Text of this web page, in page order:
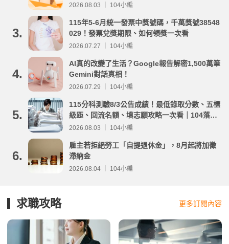
2026.08.03 ｜ 104小編
3.
115年5-6月統一發票中獎號碼，千萬獎號38548
029！發票兌獎期限、如何領獎一次看
2026.07.27 ｜ 104小編
4.
AI真的改變了生活？Google報告解密1,500萬筆
Gemini對話真相！
2026.07.29 ｜ 104小編
5.
115分科測驗8/3公告成績！最低錄取分數、五標
級距、回流名額、填志願攻略一次看｜104落點
分析
2026.08.03 ｜ 104小編
6.
雇主若拒絕勞工「自提退休金」，8月起將加徵
滯納金
2026.08.04 ｜ 104小編
求職攻略 更多訂閱內容